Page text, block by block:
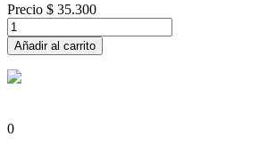
Precio $ 35.300
Añadir al carrito
0